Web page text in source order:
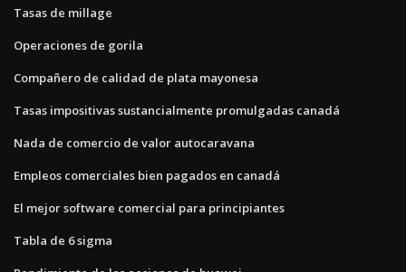
Tasas de millage
Operaciones de gorila
Compañero de calidad de plata mayonesa
Tasas impositivas sustancialmente promulgadas canadá
Nada de comercio de valor autocaravana
Empleos comerciales bien pagados en canadá
El mejor software comercial para principiantes
Tabla de 6 sigma